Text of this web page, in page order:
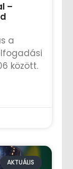
–
a
között.
AKTUÁLIS